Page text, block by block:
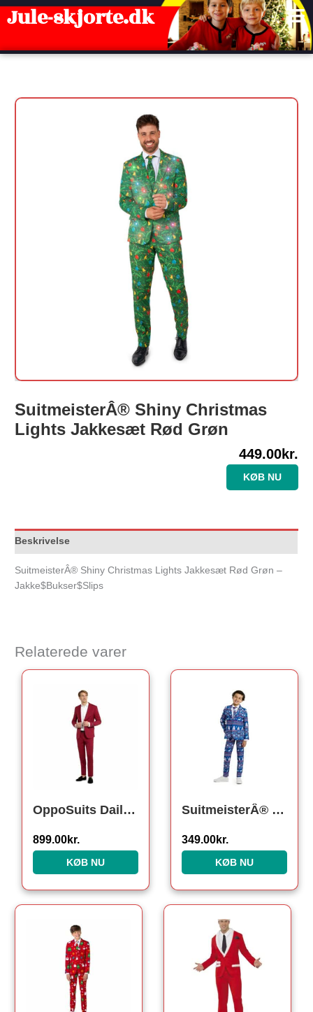
GåJule-skjorte.dk
SuitmeisterÂ® Shiny Christmas
Lights Jakkesæt Rød Grøn
449.00kr.
KØB NU
Beskrivelse
SuitmeisterÂ® Shiny Christmas Lights Jakkesæt Rød Grøn –
Jakke$Bukser$Slips
Relaterede varer
OppoSuits DailyÂ® Bold Burgundy Jakkesæt
899.00kr.
KØB NU
SuitmeisterÂ® Nordic Noel Børnejakkesæt
349.00kr.
KØB NU